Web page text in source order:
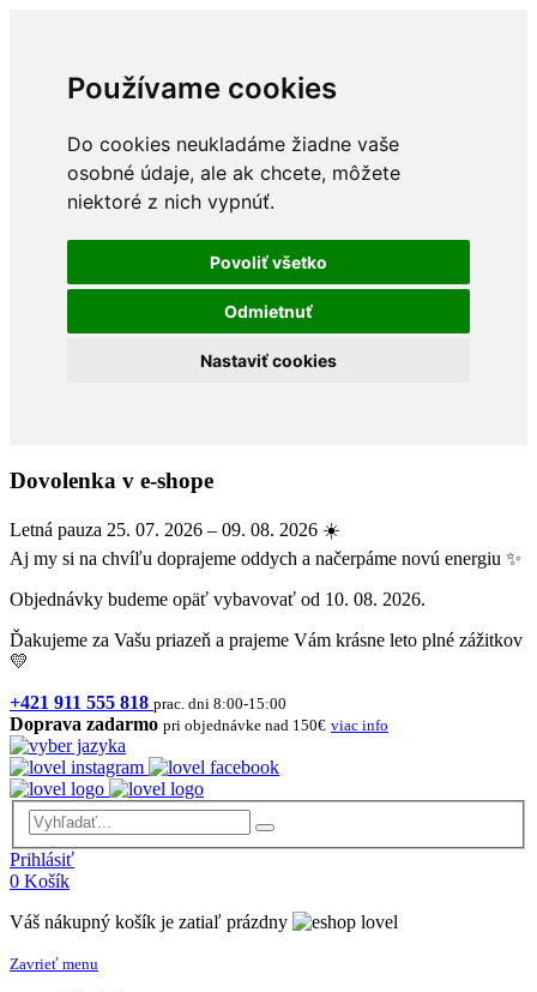
Používame cookies
Do cookies neukladáme žiadne vaše
osobné údaje, ale ak chcete, môžete
niektoré z nich vypnúť.
Povoliť všetko
Odmietnuť
Nastaviť cookies
Dovolenka v e-shope
Letná pauza 25. 07. 2026 – 09. 08. 2026 ☀️
Aj my si na chvíľu doprajeme oddych a načerpáme novú energiu ✨
Objednávky budeme opäť vybavovať od 10. 08. 2026.
Ďakujeme za Vašu priazeň a prajeme Vám krásne leto plné zážitkov
💛
+421 911 555 818 prac. dni 8:00-15:00
Doprava zadarmo pri objednávke nad 150€ viac info
Prihlásiť
0 Košík
Váš nákupný košík je zatiaľ prázdny
Zavrieť menu